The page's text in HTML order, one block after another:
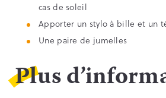
cas de soleil
Apporter un stylo à bille et un
Une paire de jumelles
Plus